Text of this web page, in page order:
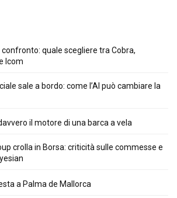
confronto: quale scegliere tra Cobra,
Icom
sale a bordo: come l’AI può cambiare la
il motore di una barca a vela
crolla in Borsa: criticità sulle commesse e
a Palma de Mallorca